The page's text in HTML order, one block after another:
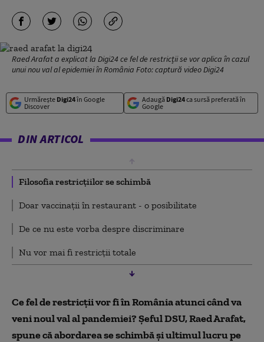
Raed Arafat a explicat la Digi24 ce fel de restricții se vor aplica în cazul
unui nou val al epidemiei în România Foto: captură video Digi24
Urmărește Digi24în Google
Discover
Adaugă Digi24ca sursă preferată în
Google
DIN ARTICOL
Filosofia restricțiilor se schimbă
Doar vaccinații în restaurant - o posibilitate
De ce nu este vorba despre discriminare
Nu vor mai fi restricții totale
Ce fel de restricții vor fi în România atunci când va
veni noul val al pandemiei? Șeful DSU, Raed Arafat,
spune că abordarea se schimbă și ultimul lucru pe